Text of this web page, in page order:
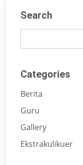
Search
Categories
Berita
Guru
Gallery
Ekstrakulikuer